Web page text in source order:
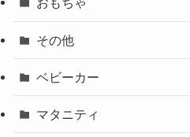
その他
ベビーカー
マタニティ